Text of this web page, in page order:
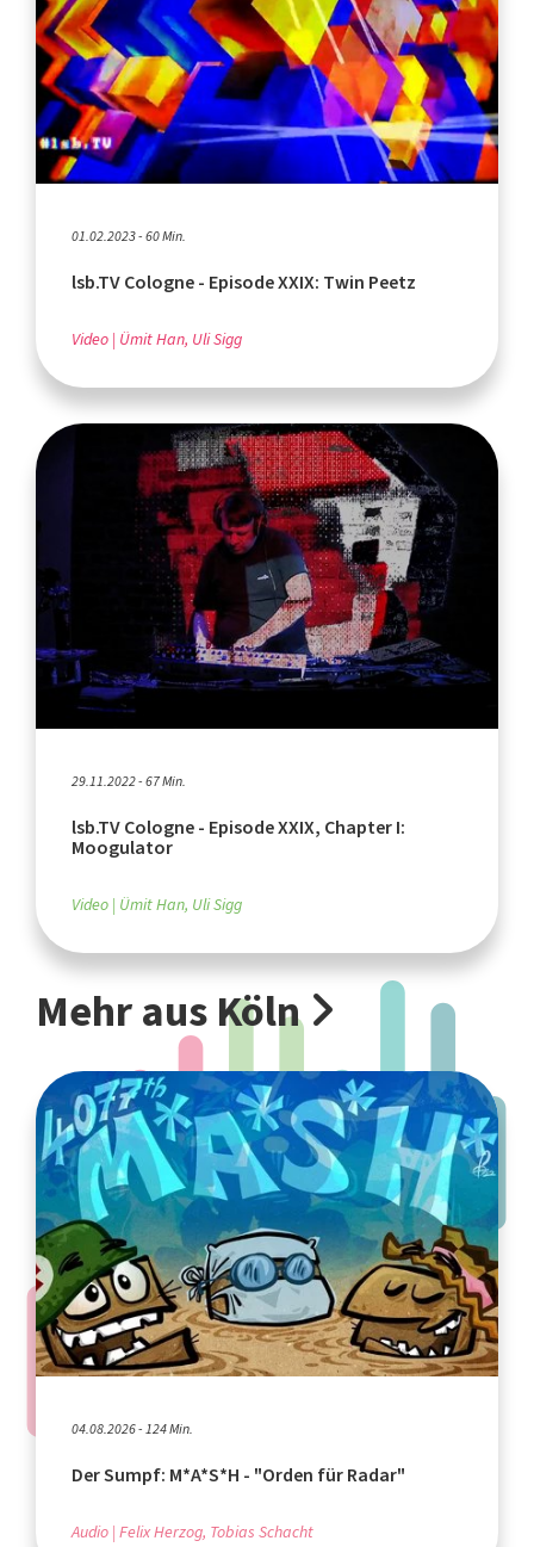
01.02.2023 - 60 Min.
lsb.TV Cologne - Episode XXIX: Twin Peetz
Video Ümit Han, Uli Sigg
29.11.2022 - 67 Min.
lsb.TV Cologne - Episode XXIX, Chapter I:
Moogulator
Video Ümit Han, Uli Sigg
Mehr aus Köln
04.08.2026 - 124 Min.
Der Sumpf: M*A*S*H - "Orden für Radar"
Audio Felix Herzog, Tobias Schacht